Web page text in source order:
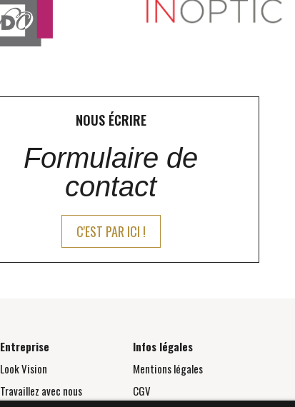
NOUS ÉCRIRE
Formulaire de
contact
C'EST PAR ICI !
Entreprise
Look Vision
Travaillez avec nous
Infos légales
Mentions légales
CGV